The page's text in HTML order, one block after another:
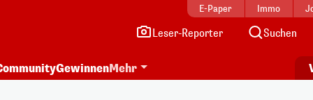
E-Paper Immo
Leser-Reporter Suchen
GewinnenMehr